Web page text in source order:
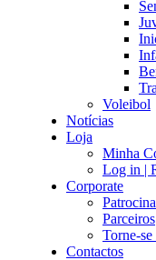
Voleibol
Notícias
Loja
Minha
Log in |
Corporate
Parceiros
Torne-
Contactos